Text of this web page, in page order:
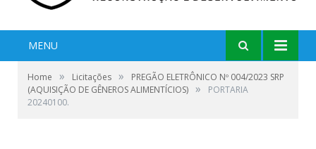
MENU
Home » Licitações »
PREGÃO ELETRÔNICO Nº 004/2023 SRP
(AQUISIÇÃO DE GÊNEROS ALIMENTÍCIOS) »
PORTARIA
20240100.